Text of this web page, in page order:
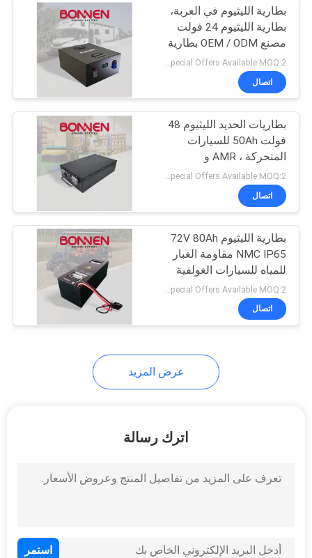
بطارية الليثيوم في العربة،
بطارية الليثيوم 24 فولت
مصنع OEM / ODM بطارية
ترفيهية للمتجر، المقصورة،
دورة عميقة بطارية الليثيوم
24 فولت RV
اتصال
بطاريات الحديد الليثيوم 48
فولت 50Ah للسيارات
المتحركة ، AMR و
الروبوتات المتنقلة
اتصال
بطارية الليثيوم 72V 80Ah
NMC IP65 مقاومة الغبار
للمياه للسيارات الغولفية
الدراجة النارية
اتصال
عرض المزيد
اترك رسالة